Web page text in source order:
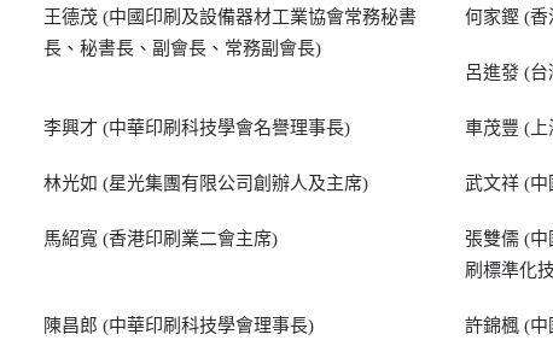
王德茂 (中國印刷及設備器材工業協會常務秘書
長、秘書長、副會長、常務副會長)
何家鏗 (
呂進發 (
李興才 (中華印刷科技學會名譽理事長) 車茂豐 (
林光如 (星光集團有限公司創辦人及主席) 武文祥 (
馬紹寬 (香港印刷業二會主席)
張雙儒 (
刷標準化
陳昌郎 (中華印刷科技學會理事長)
許錦楓 (中